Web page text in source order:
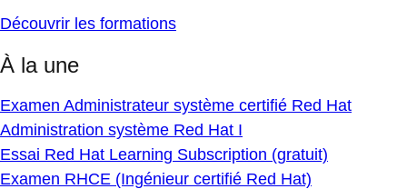
Découvrir les formations
À la une
Examen Administrateur système certifié Red Hat
Administration système Red Hat I
Essai Red Hat Learning Subscription (gratuit)
Examen RHCE (Ingénieur certifié Red Hat)